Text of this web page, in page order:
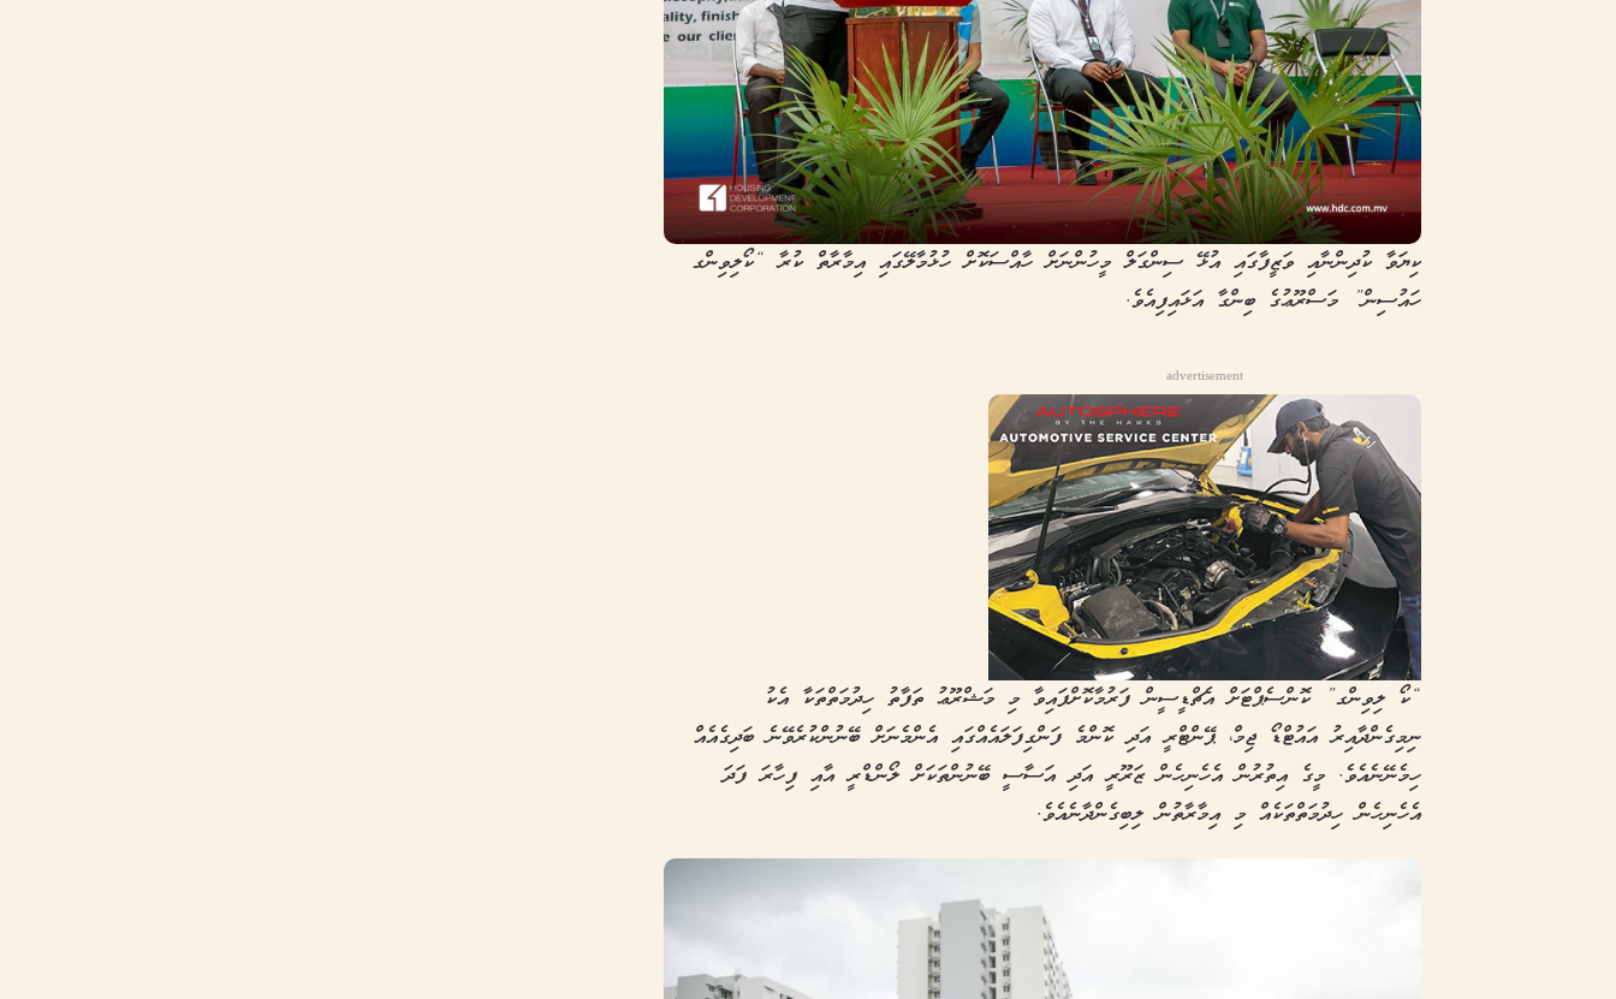
ކިޔަވާ ކުދިންނާއި ވަޒީފާގައި އުޅޭ ސިންގަލް މީހުންނަށް ހާއްސަކޮށް ހުޅުމާލޭގައި އިމާރާތް ކުރާ “ކޯލިވިންގ
ހައުސިން” މަސްރޫޢުގެ ބިންގާ އަޅައިފިއެވެ.
advertisement
“ކޯ ލިވިންގ” ކޮންސެޕްޓަށް އެޗްޑީސީން ފަރުމާކޮށްފައިވާ މި މަޝްރޫޢު ތަފާތު ހިދުމަތްތަކާ އެކު
ނިމިގެންދާއިރު އައުޓްޑޯ ޖިމް، ޕޭންޓްރީ އަދި ކޮންމެ ފަންގިފަލައެއްގައި އެންމެނަށް ބޭނުންކުރެވޭނެ ބަދިގެއެއް
ހިމެނޭނެއެވެ. މީގެ އިތުރުން އެހެނިހެން ޒަރޫރީ އަދި އަސާސީ ބޭނުންތަކަށް ލޯންޑްރީ އާއި ފިހާރަ ފަދަ
އެހެނިހެން ހިދުމަތްތަކެއް މި އިމާރާތުން ލިބިގެންދާނެއެވެ.